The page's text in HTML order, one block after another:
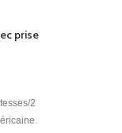
prise
2